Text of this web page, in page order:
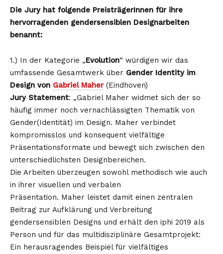
Die Jury hat folgende PreisträgerInnen für ihre
hervorragenden gendersensiblen Designarbeiten
benannt:
1.) In der Kategorie „Evolution“ würdigen wir das
umfassende Gesamtwerk über Gender Identity im
Design von Gabriel Maher(Eindhoven)
Jury Statement: „Gabriel Maher widmet sich der so
häufig immer noch vernachlässigten Thematik von
Gender(Identität) im Design. Maher verbindet
kompromisslos und konsequent vielfältige
Präsentationsformate und bewegt sich zwischen den
unterschiedlichsten Designbereichen.
Die Arbeiten überzeugen sowohl methodisch wie auch
in ihrer visuellen und verbalen
Präsentation. Maher leistet damit einen zentralen
Beitrag zur Aufklärung und Verbreitung
gendersensiblen Designs und erhält den iphi 2019 als
Person und für das multidisziplinäre Gesamtprojekt:
Ein herausragendes Beispiel für vielfältiges